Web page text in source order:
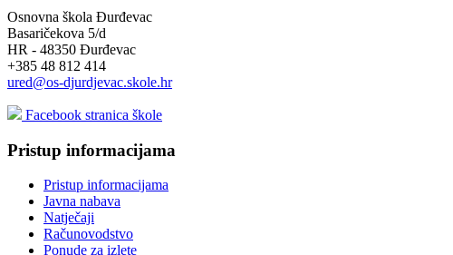
Osnovna škola Đurđevac
Basaričekova 5/d
HR - 48350 Đurđevac
+385 48 812 414
ured@os-djurdjevac.skole.hr
Facebook stranica škole
Pristup informacijama
Pristup informacijama
Javna nabava
Natječaji
Računovodstvo
Ponude za izlete